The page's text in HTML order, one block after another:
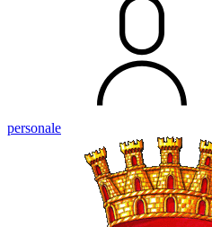
personale